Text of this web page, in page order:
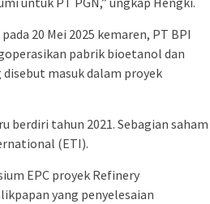
20 Mei 2025 kemaren, PT BPI
pabrik bioetanol dan
masuk dalam proyek
berdiri tahun 2021. Sebagian saham
(ETI).
EPC proyek Refinery
yang penyelesaian